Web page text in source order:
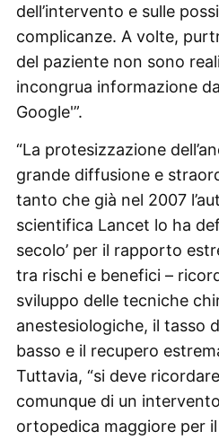
dell’intervento e sulle
complicanze. A volte,
del paziente non sono
incongrua informazione
Google'”.
“La protesizzazione
grande diffusione e
tanto che già nel 2007
scientifica Lancet lo ha
secolo’ per il rapporto
tra rischi e benefici –
sviluppo delle tecniche
anestesiologiche, il tasso
basso e il recupero
Tuttavia, “si deve
comunque di un
ortopedica maggiore per